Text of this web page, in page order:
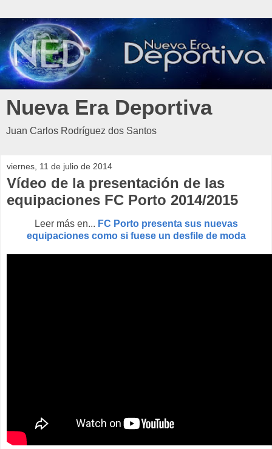
Nueva Era Deportiva
Juan Carlos Rodríguez dos Santos
viernes, 11 de julio de 2014
Vídeo de la presentación de las
equipaciones FC Porto 2014/2015
Leer más en... FC Porto presenta sus nuevas
equipaciones como si fuese un desfile de moda